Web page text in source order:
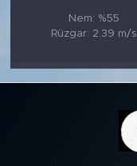
Nem: %55
Rüzgar: 2.39 m/s